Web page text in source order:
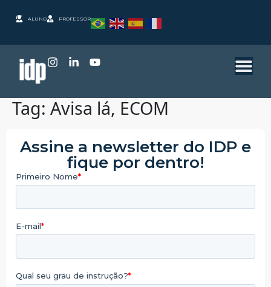
ALUNO PROFESSOR
Tag: Avisa lá, ECOM
Assine a newsletter do IDP e
fique por dentro!